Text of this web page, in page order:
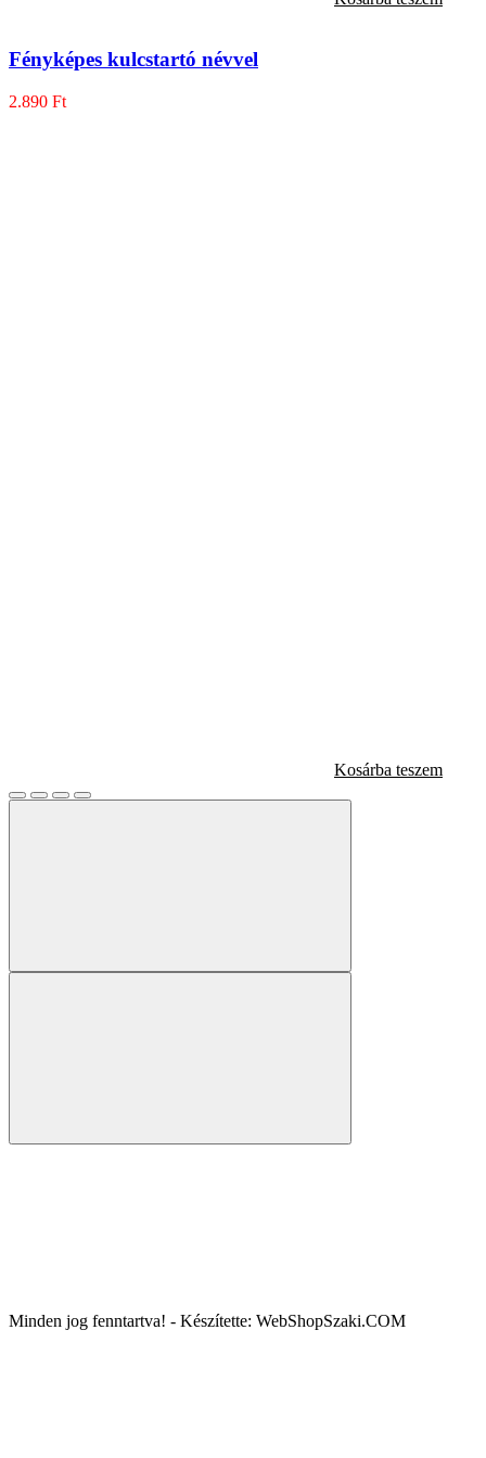
Fényképes kulcstartó névvel
2.890 Ft
Kosárba teszem
Minden jog fenntartva! - Készítette: WebShopSzaki.COM